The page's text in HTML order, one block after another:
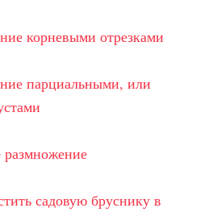
корневыми отрезками
парциальными, или
садовую бруснику в